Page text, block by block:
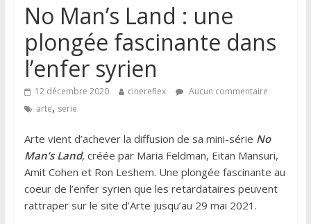
No Man’s Land : une
plongée fascinante dans
l’enfer syrien
12 décembre 2020 cinereflex
Aucun commentaire
arte, serie
Arte vient d’achever la diffusion de sa mini-série No
Man’s Land, créée par Maria Feldman, Eitan Mansuri,
Amit Cohen et Ron Leshem. Une plongée fascinante au
coeur de l’enfer syrien que les retardataires peuvent
rattraper sur le site d’Arte jusqu’au 29 mai 2021.